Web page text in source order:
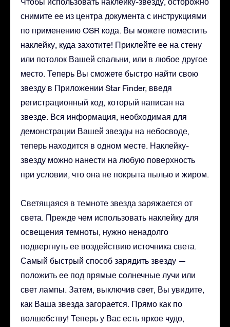
снимите ее из центра документа с инструкциями
по применению OSR кода. Вы можете поместить
наклейку, куда захотите! Приклейте ее на стену
или потолок Вашей спальни, или в любое другое
место. Теперь Вы сможете быстро найти свою
звезду в Приложении Star Finder, введя
регистрационный код, который написан на
звезде. Вся информация, необходимая для
демонстрации Вашей звезды на небосводе,
теперь находится в одном месте. Наклейку-
звезду можно нанести на любую поверхность
при условии, что она не покрыта пылью и жиром.
Светящаяся в темноте звезда заряжается от
света. Прежде чем использовать наклейку для
освещения темноты, нужно ненадолго
подвергнуть ее воздействию источника света.
Самый быстрый способ зарядить звезду —
положить ее под прямые солнечные лучи или
свет лампы. Затем, выключив свет, Вы увидите,
как Ваша звезда загорается. Прямо как по
волшебству! Теперь у Вас есть яркое чудо,